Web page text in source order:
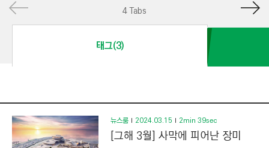
I
O
N
S
4 Tabs
태그(3)
뉴스룸 2024.03.15 2min 39sec
[그해 3월] 사막에 피어난 장미